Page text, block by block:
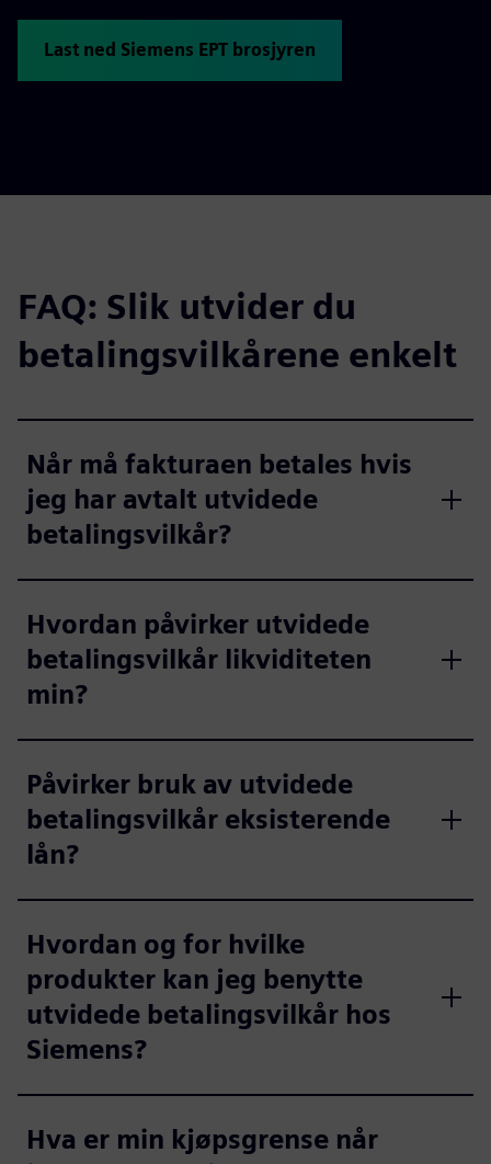
Last ned Siemens EPT brosjyren
FAQ: Slik utvider du
betalingsvilkårene enkelt
Når må fakturaen betales hvis
jeg har avtalt utvidede
betalingsvilkår?
Hvordan påvirker utvidede
betalingsvilkår likviditeten
min?
Påvirker bruk av utvidede
betalingsvilkår eksisterende
lån?
Hvordan og for hvilke
produkter kan jeg benytte
utvidede betalingsvilkår hos
Siemens?
Hva er min kjøpsgrense når